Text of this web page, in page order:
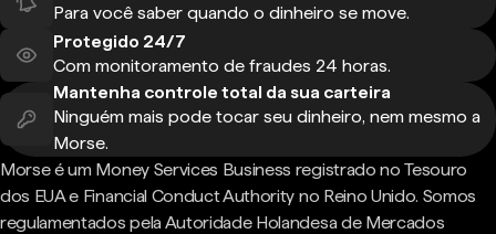
Para você saber quando o dinheiro se move.
Protegido 24/7
Com monitoramento de fraudes 24 horas.
Mantenha controle total da sua carteira
Ninguém mais pode tocar seu dinheiro, nem mesmo a
Morse.
Morse é um Money Services Business registrado no Tesouro
dos EUA e Financial Conduct Authority no Reino Unido. Somos
regulamentados pela Autoridade Holandesa de Mercados